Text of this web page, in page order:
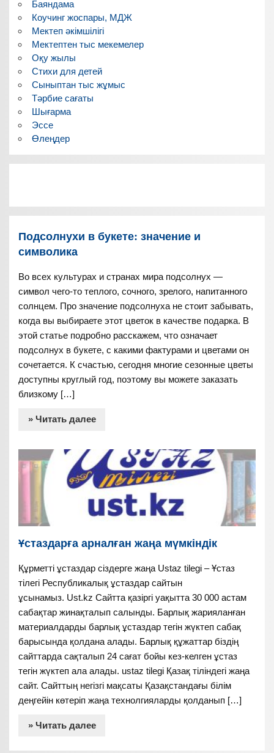
Баяндама
Коучинг жоспары, МДЖ
Мектеп әкімшілігі
Мектептен тыс мекемелер
Оқу жылы
Стихи для детей
Сыныптан тыс жұмыс
Тәрбие сағаты
Шығарма
Эссе
Өлеңдер
Подсолнухи в букете: значение и
символика
Во всех культурах и странах мира подсолнух —
символ чего-то теплого, сочного, зрелого, напитанного
солнцем. Про значение подсолнуха не стоит забывать,
когда вы выбираете этот цветок в качестве подарка. В
этой статье подробно расскажем, что означает
подсолнух в букете, с какими фактурами и цветами он
сочетается. К счастью, сегодня многие сезонные цветы
доступны круглый год, поэтому вы можете заказать
близкому […]
» Читать далее
Ұстаздарға арналған жаңа мүмкіндік
Құрметті ұстаздар сіздерге жаңа Ustaz tilegi – Ұстаз
тілегі Республикалық ұстаздар сайтын
ұсынамыз. Ust.kz Сайтта қазіргі уақытта 30 000 астам
сабақтар жинақталып салынды. Барлық жарияланған
материалдарды барлық ұстаздар тегін жүктеп сабақ
барысында қолдана алады. Барлық құжаттар біздің
сайттарда сақталып 24 сағат бойы кез-келген ұстаз
тегін жүктеп ала алады. ustaz tilegi Қазақ тіліндегі жаңа
сайт. Сайттың негізгі мақсаты Қазақстандағы білім
деңгейін көтеріп жаңа технолгияларды қолданып […]
» Читать далее